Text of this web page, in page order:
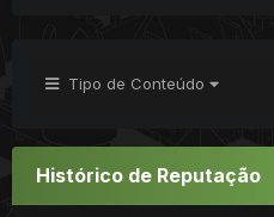
Tipo de Conteúdo
Histórico de Reputação